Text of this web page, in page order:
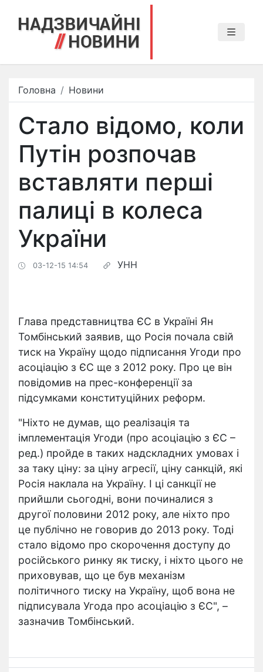
Головна Новини
Стало відомо, коли
Путін розпочав
вставляти перші
палиці в колеса
України
03-12-15 14:54 УНН
Глава представництва ЄС в Україні Ян
Томбінський заявив, що Росія почала свій
тиск на Україну щодо підписання Угоди про
асоціацію з ЄС ще з 2012 року. Про це він
повідомив на прес-конференції за
підсумками конституційних реформ.
"Ніхто не думав, що реалізація та
імплементація Угоди (про асоціацію з ЄС –
ред.) пройде в таких надскладних умовах і
за таку ціну: за ціну агресії, ціну санкцій, які
Росія наклала на Україну. І ці санкції не
прийшли сьогодні, вони починалися з
другої половини 2012 року, але ніхто про
це публічно не говорив до 2013 року. Тоді
стало відомо про скорочення доступу до
російського ринку як тиску, і ніхто цього не
приховував, що це був механізм
політичного тиску на Україну, щоб вона не
підписувала Угода про асоціацію з ЄС", –
зазначив Томбінський.